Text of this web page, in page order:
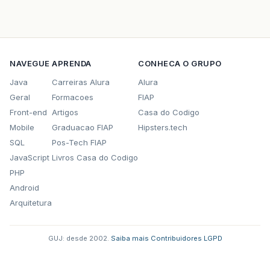
NAVEGUE
Java
Geral
Front-end
Mobile
SQL
JavaScript
PHP
Android
Arquitetura
APRENDA
Carreiras Alura
Formacoes
Artigos
Graduacao FIAP
Pos-Tech FIAP
Livros Casa do Codigo
CONHECA O GRUPO
Alura
FIAP
Casa do Codigo
Hipsters.tech
GUJ: desde 2002. Saiba mais Contribuidores LGPD